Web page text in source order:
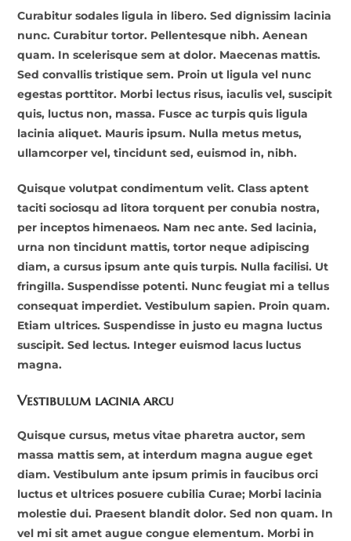
Curabitur sodales ligula in libero. Sed dignissim lacinia
nunc. Curabitur tortor. Pellentesque nibh. Aenean
quam. In scelerisque sem at dolor. Maecenas mattis.
Sed convallis tristique sem. Proin ut ligula vel nunc
egestas porttitor. Morbi lectus risus, iaculis vel, suscipit
quis, luctus non, massa. Fusce ac turpis quis ligula
lacinia aliquet. Mauris ipsum. Nulla metus metus,
ullamcorper vel, tincidunt sed, euismod in, nibh.
Quisque volutpat condimentum velit. Class aptent
taciti sociosqu ad litora torquent per conubia nostra,
per inceptos himenaeos. Nam nec ante. Sed lacinia,
urna non tincidunt mattis, tortor neque adipiscing
diam, a cursus ipsum ante quis turpis. Nulla facilisi. Ut
fringilla. Suspendisse potenti. Nunc feugiat mi a tellus
consequat imperdiet. Vestibulum sapien. Proin quam.
Etiam ultrices. Suspendisse in justo eu magna luctus
suscipit. Sed lectus. Integer euismod lacus luctus
magna.
Vestibulum lacinia arcu
Quisque cursus, metus vitae pharetra auctor, sem
massa mattis sem, at interdum magna augue eget
diam. Vestibulum ante ipsum primis in faucibus orci
luctus et ultrices posuere cubilia Curae; Morbi lacinia
molestie dui. Praesent blandit dolor. Sed non quam. In
vel mi sit amet augue congue elementum. Morbi in